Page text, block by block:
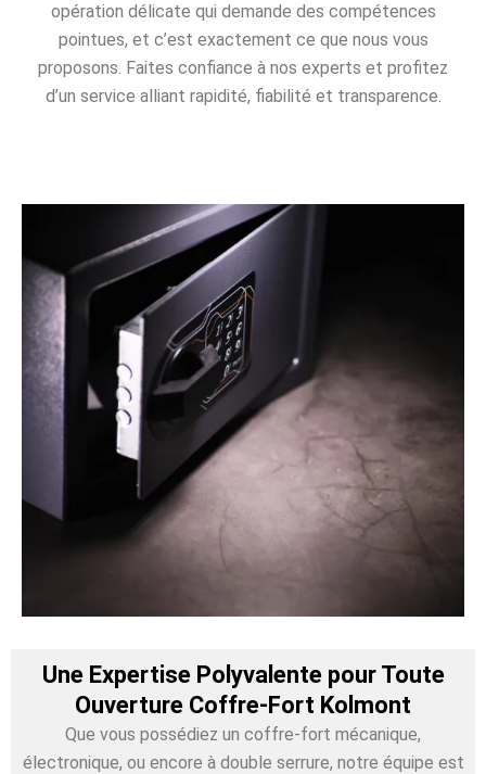
opération délicate qui demande des compétences
pointues, et c’est exactement ce que nous vous
proposons. Faites confiance à nos experts et profitez
d’un service alliant rapidité, fiabilité et transparence.
Une Expertise Polyvalente pour Toute
Ouverture Coffre-Fort Kolmont
Que vous possédiez un coffre-fort mécanique,
électronique, ou encore à double serrure, notre équipe est